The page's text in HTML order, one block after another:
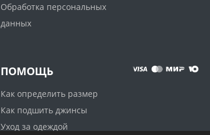
Обработка персональных
данных
ПОМОЩЬ
Как определить размер
Как подшить джинсы
Уход за одеждой